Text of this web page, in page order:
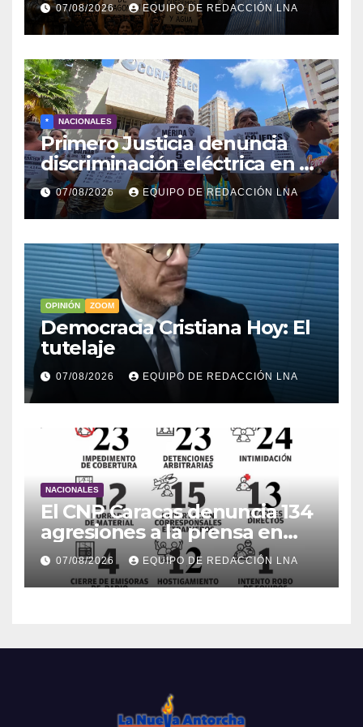
07/08/2026 EQUIPO DE REDACCIÓN LNA
* NACIONALES
Primero Justicia denuncia
discriminación eléctrica en el
interior del país
07/08/2026 EQUIPO DE REDACCIÓN LNA
OPINIÓN ZOOM
Democracia Cristiana Hoy: El
tutelaje
07/08/2026 EQUIPO DE REDACCIÓN LNA
NACIONALES
El CNP Caracas denuncia 134
agresiones a la prensa en
2026
07/08/2026 EQUIPO DE REDACCIÓN LNA